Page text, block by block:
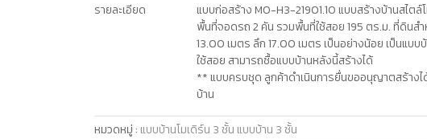
รายละเอียด
แบบก่อสร้าง MO-H3-21901.10 แบบสร้างบ้านสไต
พื้นที่จอดรถ 2 คัน รวมพื้นที่ใช้สอย 195 ตร.ม. ที่ดินส
13.00 เมตร ลึก 17.00 เมตร เป็นอย่างน้อย เป็นแบ
ใช้สอย สามารถซื้อแบบบ้านหลังนี้สร้างได้
** แบบครบชุด ลูกค้าดำเนินการยื่นขออนุญาตสร้าง
บ้าน
หมวดหมู่ : แบบบ้านโมเดิร์น 3 ชั้น แบบบ้าน 3 ชั้น